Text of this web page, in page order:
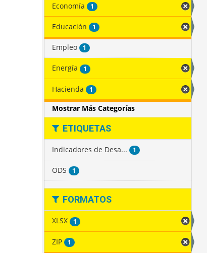
Economía 1
Educación 1
Empleo 1
Energía 1
Hacienda 1
Mostrar Más Categorías
ETIQUETAS
Indicadores de Desa... 1
ODS 1
FORMATOS
XLSX 1
ZIP 1